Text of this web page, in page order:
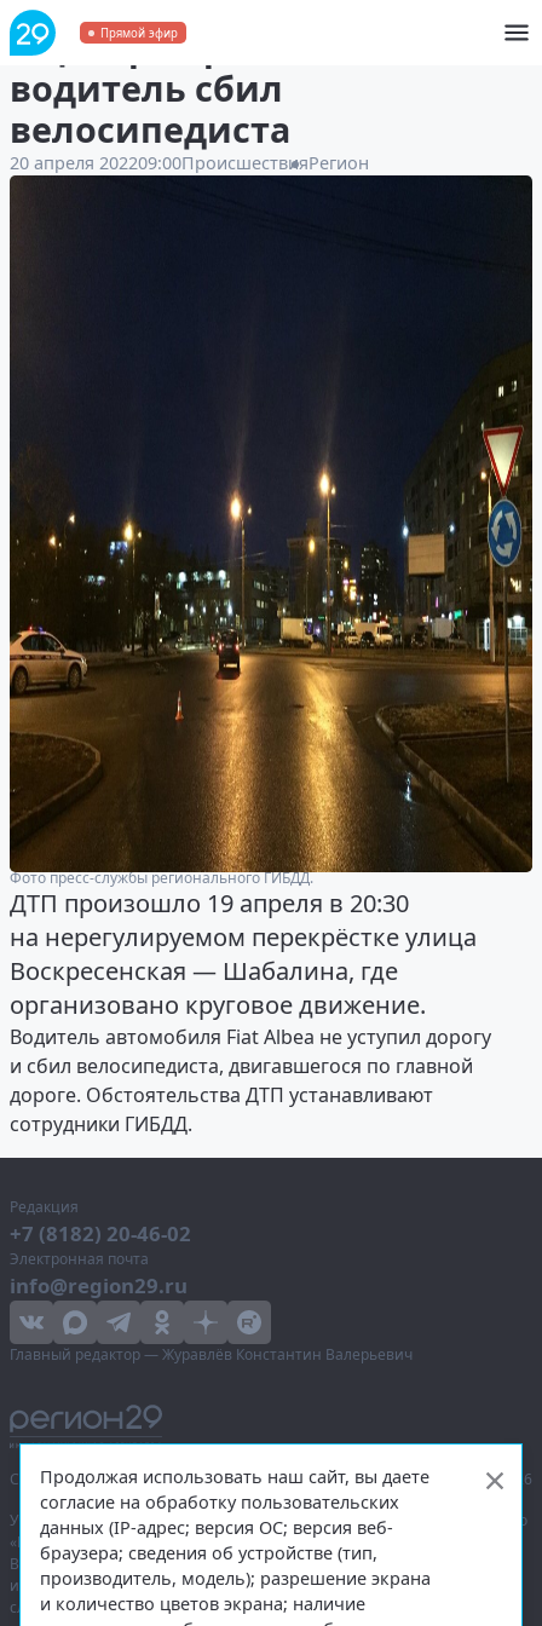
Прямой эфир
В центре Архангельска
водитель сбил
велосипедиста
20 апреля 202209:00ПроисшествияРегион
Фото пресс-службы регионального ГИБДД.
ДТП произошло 19 апреля в 20:30
на нерегулируемом перекрёстке улица
Воскресенская — Шабалина, где
организовано круговое движение.
Водитель автомобиля Fiat Albea не уступил дорогу
и сбил велосипедиста, двигавшегося по главной
дороге. Обстоятельства ДТП устанавливают
сотрудники ГИБДД.
Редакция
+7 (8182) 20-46-02
Электронная почта
info@region29.ru
Главный редактор — Журавлёв Константин Валерьевич
Сетевое издание «Информационное агентство Регион 29»,
© 2016–2026
Учредитель — общество с ограниченной ответственностью «Агентство
«Правда Севера».
Выписка из реестра зарегистрированных средств массовой
информации:ЭЛ № ФС 77-74226от 09.11.2018 выдано Федеральной
службой по надзору в сфере связи, информационных технологий
Продолжая использовать наш сайт, вы даете
согласие на обработку пользовательских
данных (IP-адрес; версия ОС; версия веб-
браузера; сведения об устройстве (тип,
производитель, модель); разрешение экрана
и количество цветов экрана; наличие